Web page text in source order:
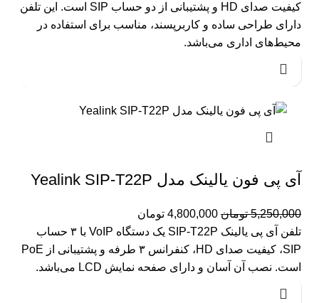
کیفیت صدای HD و پشتیبانی از دو حساب SIP است. این تلفن
دارای طراحی ساده و کاربرپسند، مناسب برای استفاده در
محیط‌های اداری می‌باشد.
آی پی فون یالینک مدل Yealink SIP-T22P
5,250,000 تومان 4,800,000 تومان
تلفن آی پی یالینک SIP-T22P یک دستگاه VoIP با ۳ حساب
SIP، کیفیت صدای HD، کنفرانس ۳ طرفه و پشتیبانی از PoE
است. نصب آن آسان و دارای صفحه نمایش LCD می‌باشد.